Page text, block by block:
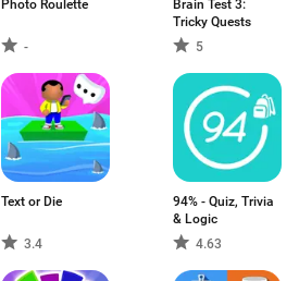
Photo Roulette
-
Brain Test 3:
Tricky Quests
5
Text or Die
3.4
94% - Quiz, Trivia
& Logic
4.63